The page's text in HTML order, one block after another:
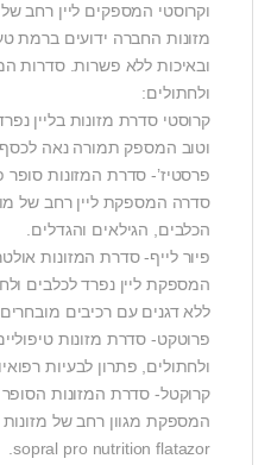
וקרוסטי המספקים ליין רחב
מזונות החברה ידועים ברמת
ובאיכות ללא פשרות. סדרות
ולחתולים:
קרוסטי סדרת מזונות בליין
וטוב המספק תמורה נאה
פרסטיז’- סדרת המזונות
סדרה המספקת ליין רחב של
הכלבים, הגילאים והגדלים.
פיור לייף- סדרת המזונות
המספקת ליין נפרד לכלבים
ללא דגנים עם רכיבים
פרוטקט- סדרת מזונות
ולחתולים, פתרון לבעיות
קרוקטל- סדרת המזונות
המספקת מגוון רחב של
sopral pro nutrition flatazor.